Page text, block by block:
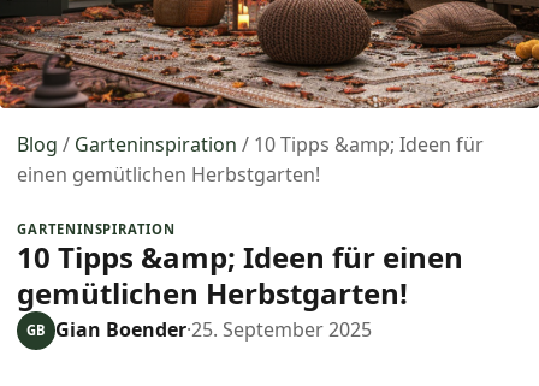
Blog / Garteninspiration / 10 Tipps &amp; Ideen für
einen gemütlichen Herbstgarten!
GARTENINSPIRATION
10 Tipps &amp; Ideen für einen
gemütlichen Herbstgarten!
GB Gian Boender·25. September 2025